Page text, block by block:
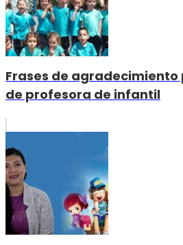
Frases de
de profesora de infantil